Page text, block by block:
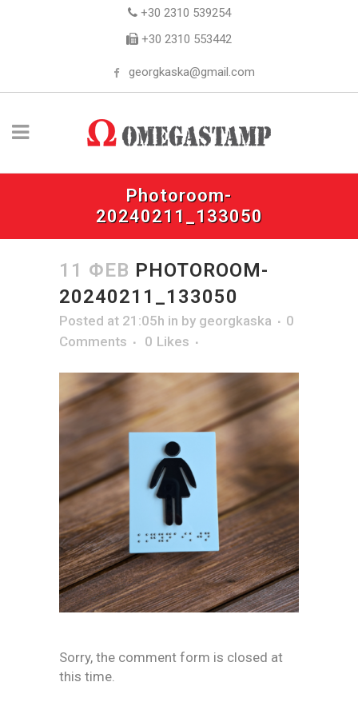
+30 2310 539254
+30 2310 553442
georgkaska@gmail.com
Photoroom-
20240211_133050
11 ΦΕΒ PHOTOROOM-
20240211_133050
Posted at 21:05h in by georgkaska
0
Comments
0 Likes
Sorry, the comment form is closed at
this time.